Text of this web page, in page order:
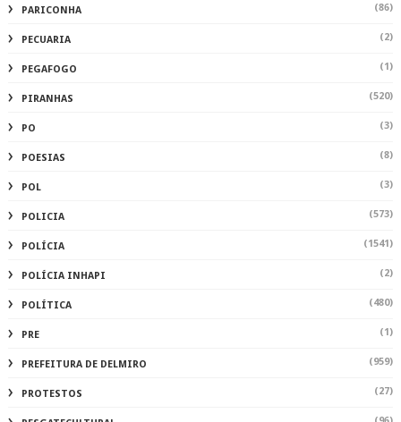
PARICONHA (86)
PECUARIA (2)
PEGAFOGO (1)
PIRANHAS (520)
PO (3)
POESIAS (8)
POL (3)
POLICIA (573)
POLÍCIA (1541)
POLÍCIA INHAPI (2)
POLÍTICA (480)
PRE (1)
PREFEITURA DE DELMIRO (959)
PROTESTOS (27)